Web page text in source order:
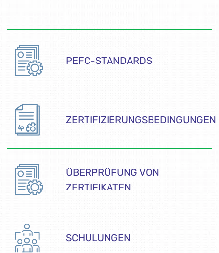
PEFC-STANDARDS
ZERTIFIZIERUNGSBEDINGUNGEN
ÜBERPRÜFUNG VON
ZERTIFIKATEN
SCHULUNGEN